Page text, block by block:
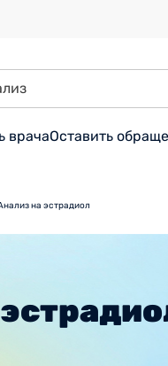
врачаОставить
на эстрадиол